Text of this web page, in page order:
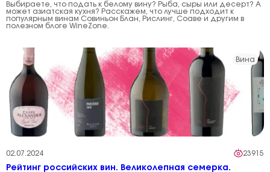
Выбираете, что подать к белому вину? Рыба, сыры или десерт? А
может азиатская кухня? Расскажем, что лучше подходит к
популярным винам Совиньон Блан, Рислинг, Соаве и другим в
полезном блоге WineZone.
Вина
02.07.2024 23915
Рейтинг российских вин. Великолепная семерка.